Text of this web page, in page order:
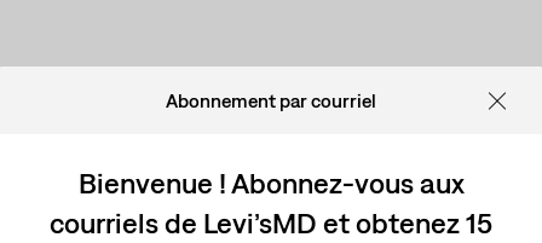
Abonnement par courriel
Bienvenue ! Abonnez-vous aux
courriels de Levi’sMD et obtenez 15